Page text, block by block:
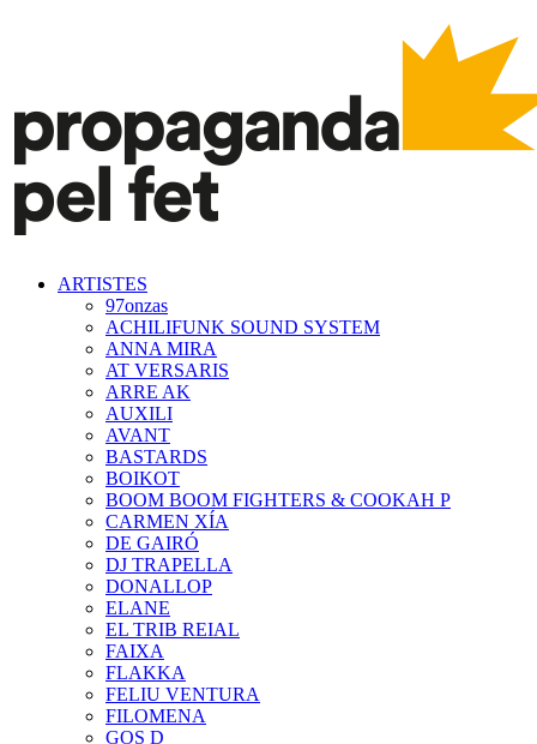
ARTISTES
97onzas
ACHILIFUNK SOUND SYSTEM
ANNA MIRA
AT VERSARIS
ARRE AK
AUXILI
AVANT
BASTARDS
BOIKOT
BOOM BOOM FIGHTERS & COOKAH P
CARMEN XÍA
DE GAIRÓ
DJ TRAPELLA
DONALLOP
ELANE
EL TRIB REIAL
FAIXA
FLAKKA
FELIU VENTURA
FILOMENA
GOS D